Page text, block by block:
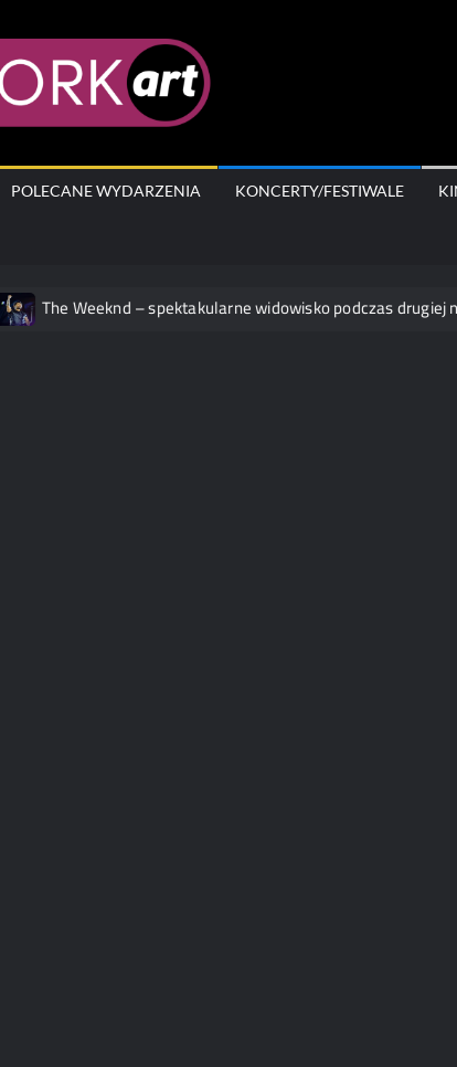
POLECANE WYDARZENIA KONCERTY/FESTIWALE
The Weeknd – spektakularne widowisko podczas drugiej nocy